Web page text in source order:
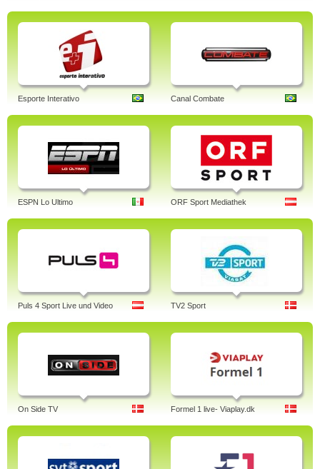
Esporte Interativo Canal Combate
ESPN Lo Ultimo ORF Sport Mediathek
Puls 4 Sport Live und Video TV2 Sport
On Side TV Formel 1 live- Viaplay.dk